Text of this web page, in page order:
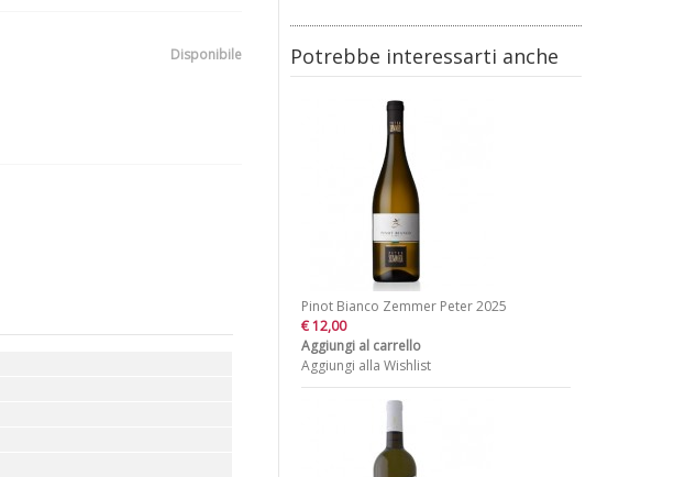
Disponibile Potrebbe interessarti anche
Pinot Bianco Zemmer Peter 2025
€ 12,00
Aggiungi al carrello
Aggiungi alla Wishlist